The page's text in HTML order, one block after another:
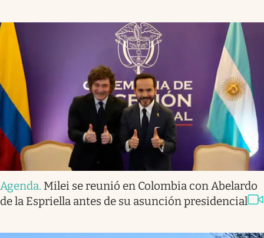
Agenda. Milei se reunió en Colombia con Abelardo
de la Espriella antes de su asunción presidencial